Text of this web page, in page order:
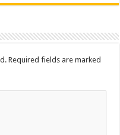
Required fields are marked